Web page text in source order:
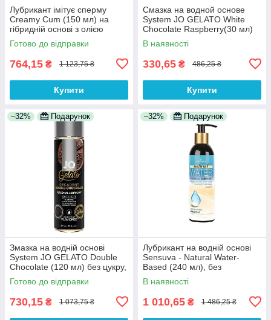
Лубрикант імітує сперму
Creamy Cum (150 мл) на
гібридній основі з олією
звіробою 100% Анонімності
Готово до відправки
764,15 ₴ 1 123,75 ₴
Купити
Смазка на водной основе
System JO GELATO White
Chocolate Raspberry(30 мл)
без сахара и парабенов
100% Анонімності
В наявності
330,65 ₴ 486,25 ₴
Купити
–32% Подарунок
Змазка на водній основі
System JO GELATO Double
Chocolate (120 мл) без цукру,
парабенів і гліколя 100%
Анонімності
Готово до відправки
730,15 ₴ 1 073,75 ₴
–32% Подарунок
Лубрикант на водній основі
Sensuva - Natural Water-
Based (240 мл), без
гліцерину і парабенів 100%
Анонімності
В наявності
1 010,65 ₴ 1 486,25 ₴